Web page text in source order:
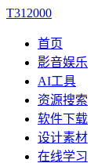
T312000
首页
影音娱乐
AI工具
资源搜索
软件下载
设计素材
在线学习